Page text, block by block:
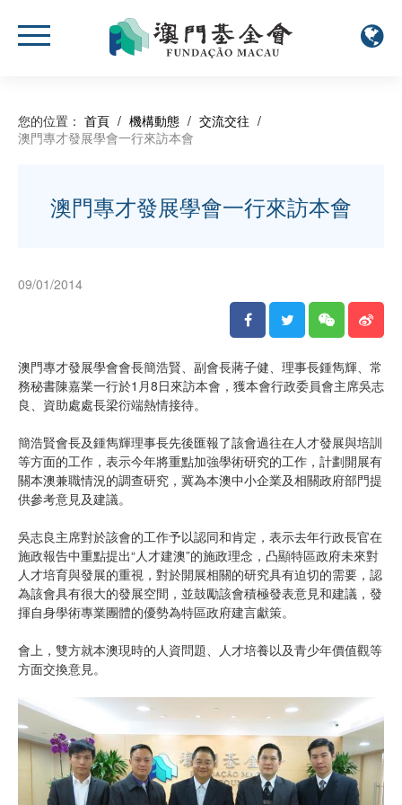
您的位置： 首頁 / 機構動態 / 交流交往 /
澳門專才發展學會一行來訪本會
澳門專才發展學會一行來訪本會
09/01/2014
澳門專才發展學會會長簡浩賢、副會長蔣子健、理事長鍾雋輝、常
務秘書陳嘉業一行於1月8日來訪本會，獲本會行政委員會主席吳志
良、資助處處長梁衍端熱情接待。
簡浩賢會長及鍾雋輝理事長先後匯報了該會過往在人才發展與培訓
等方面的工作，表示今年將重點加強學術研究的工作，計劃開展有
關本澳兼職情況的調查研究，冀為本澳中小企業及相關政府部門提
供參考意見及建議。
吳志良主席對於該會的工作予以認同和肯定，表示去年行政長官在
施政報告中重點提出“人才建澳”的施政理念，凸顯特區政府未來對
人才培育與發展的重視，對於開展相關的研究具有迫切的需要，認
為該會具有很大的發展空間，並鼓勵該會積極發表意見和建議，發
揮自身學術專業團體的優勢為特區政府建言獻策。
會上，雙方就本澳現時的人資問題、人才培養以及青少年價值觀等
方面交換意見。